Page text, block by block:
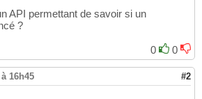
API permettant de savoir si un
?
0
0
à 16h45 #2